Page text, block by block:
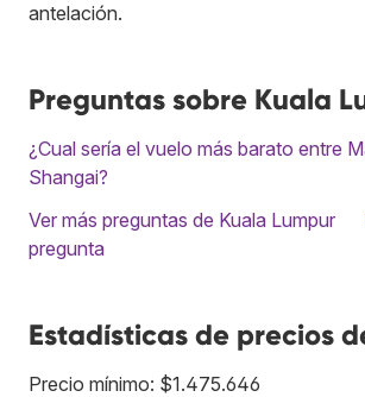
antelación.
Preguntas sobre Kuala
¿Cual sería el vuelo más barato entre
Shangai?
Ver más preguntas de Kuala Lumpur
pregunta
Estadísticas de precios
Precio mínimo: $1.475.646